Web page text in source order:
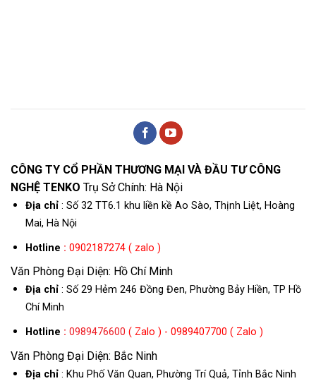
CÔNG TY CỔ PHẦN THƯƠNG MẠI VÀ ĐẦU TƯ CÔNG
NGHỆ TENKO Trụ Sở Chính: Hà Nội
Địa chỉ: Số 32 TT6.1 khu liền kề Ao Sào, Thịnh Liệt, Hoàng
Mai, Hà Nội
Hotline : 0902187274 ( zalo )
Văn Phòng Đại Diện: Hồ Chí Minh
Địa chỉ: Số 29 Hẻm 246 Đồng Đen, Phường Bảy Hiền, TP Hồ
Chí Minh
Hotline : 0989476600 ( Zalo ) - 0989407700 ( Zalo )
Văn Phòng Đại Diện: Bắc Ninh
Địa chỉ: Khu Phố Văn Quan, Phường Trí Quả, Tỉnh Bắc Ninh